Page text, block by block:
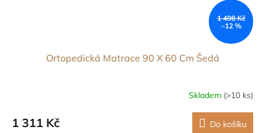
1 498 Kč
–12 %
Ortopedická Matrace 90 X 60 Cm Šedá
Skladem (>10 ks)
1 311 Kč Do košíku